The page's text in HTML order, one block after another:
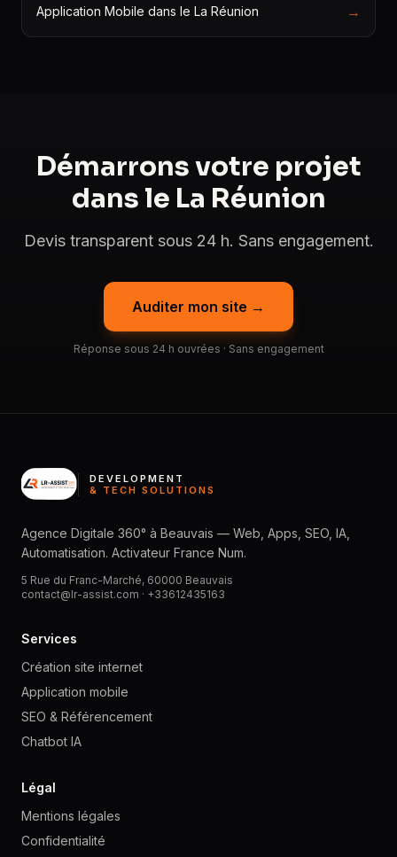
Application Mobile dans le La Réunion →
Démarrons votre projet
dans le La Réunion
Devis transparent sous 24 h. Sans engagement.
Auditer mon site →
Réponse sous 24 h ouvrées · Sans engagement
DEVELOPMENT
& TECH SOLUTIONS
Agence Digitale 360° à Beauvais — Web, Apps, SEO, IA,
Automatisation. Activateur France Num.
5 Rue du Franc-Marché, 60000 Beauvais
contact@lr-assist.com · +33612435163
Services
Création site internet
Application mobile
SEO & Référencement
Chatbot IA
Légal
Mentions légales
Confidentialité